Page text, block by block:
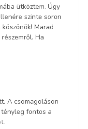
ütköztem. Úgy
szinte soron
Marad
Ha
5 csillag.
A csomagoláson
fontos a